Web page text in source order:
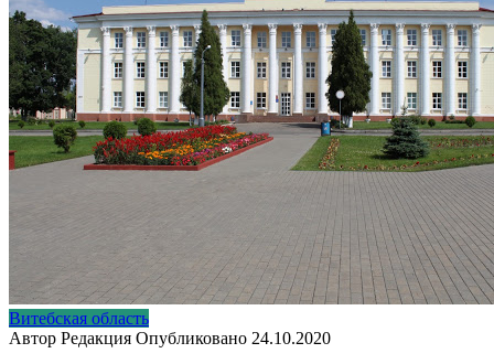
Витебская область
Автор Редакция Опубликовано 24.10.2020